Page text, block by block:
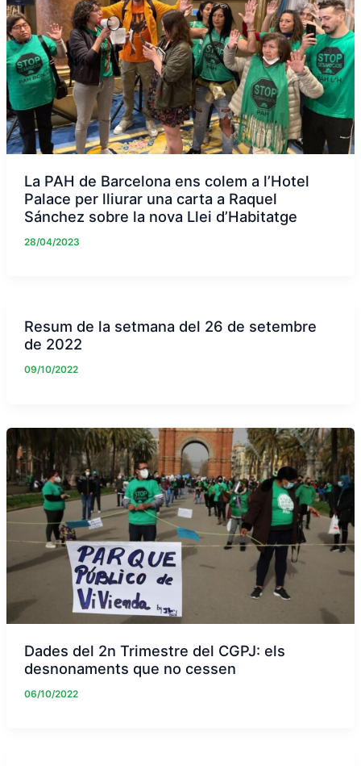
La PAH de Barcelona ens colem a l’Hotel
Palace per lliurar una carta a Raquel
Sánchez sobre la nova Llei d’Habitatge
28/04/2023
Resum de la setmana del 26 de setembre
de 2022
09/10/2022
Dades del 2n Trimestre del CGPJ: els
desnonaments que no cessen
06/10/2022